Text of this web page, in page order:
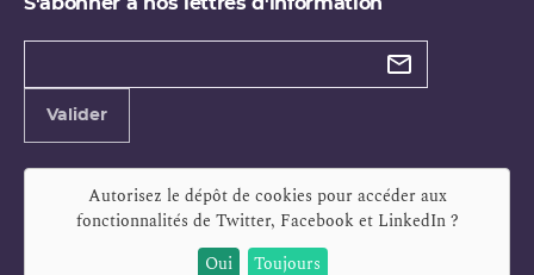
S'abonner à nos lettres d'information
Types de
Valider
Autorisez le dépôt de cookies pour accéder aux
fonctionnalités de Twitter, Facebook et LinkedIn?
Oui
Toujours